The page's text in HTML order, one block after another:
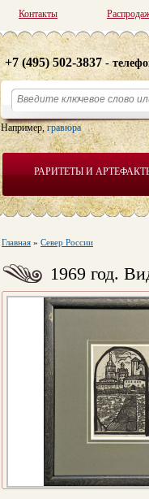
Контакты
РАРИТЕТЫ И
+7 (495) 502-3837 -
Например,гравюра
Главная » Север России
1969 год.